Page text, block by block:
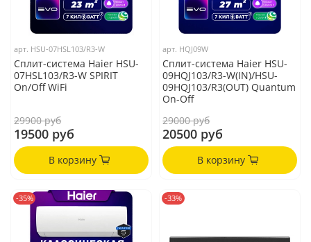
арт. HSU-07HSL103/R3-W
Сплит-система Haier HSU-
07HSL103/R3-W SPIRIT
On/Off WiFi
29900 руб
19500 руб
В корзину
арт. HQJ09W
Сплит-система Haier HSU-
09HQJ103/R3-W(IN)/HSU-
09HQJ103/R3(OUT) Quantum
On-Off
29000 руб
20500 руб
В корзину
-35% -33%